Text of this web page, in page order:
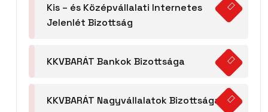
Kis – és Középvállalati Internetes
Jelenlét Bizottság
KKVBARÁT Bankok Bizottsága
KKVBARÁT Nagyvállalatok Bizottsága